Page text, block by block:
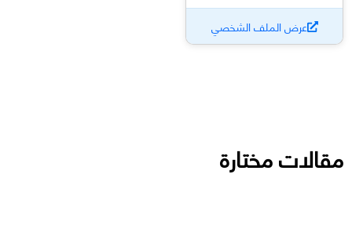
عرض الملف الشخصي
مقالات مختارة